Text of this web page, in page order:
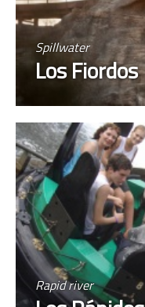
Spillwater
Los Fiordos
Rapid river